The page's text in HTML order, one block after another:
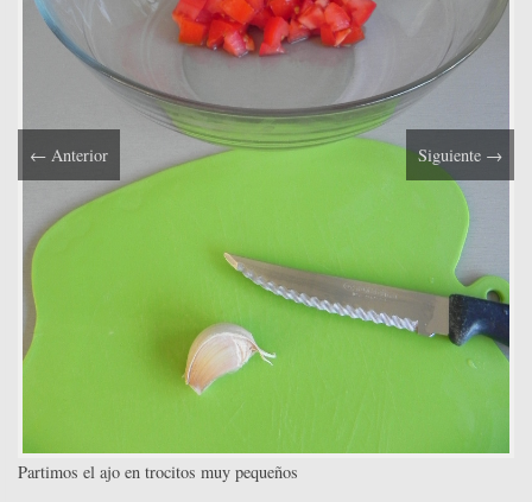
← Anterior Siguiente →
Partimos el ajo en trocitos muy pequeños